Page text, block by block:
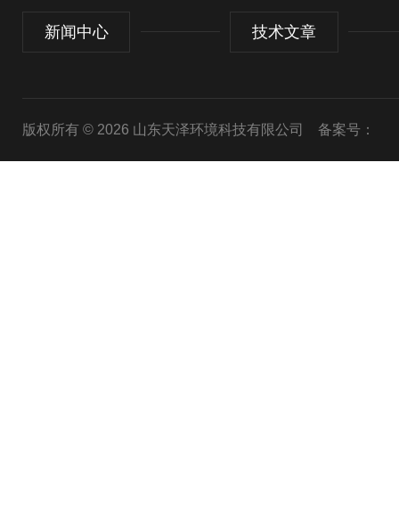
新闻中心 技术文章
版权所有 © 2026 山东天泽环境科技有限公司 备案号：